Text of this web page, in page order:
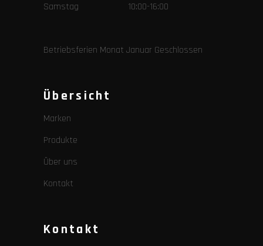
Samstag 10:00-16:00
Betriebsferien Monat Januar Geschlossen
Übersicht
Marken
Produkte
Über uns
Kontakt
Kontakt